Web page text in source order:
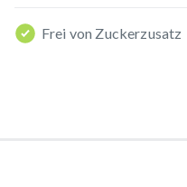
Frei von Zuckerzusatz